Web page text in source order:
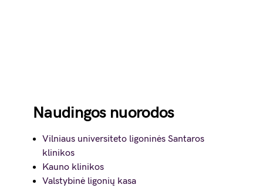
Naudingos nuorodos
Vilniaus universiteto ligoninės Santaros
klinikos
Kauno klinikos
Valstybinė ligonių kasa